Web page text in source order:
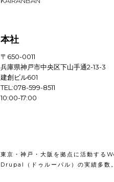
本社
〒650-0011
兵庫県神戸市中央区下山手通2-13-3
建創ビル601
TEL:078-599-8511
10:00-17:00
東京・神戸・大阪を拠点に活動する
Drupal（ドゥルーパル）の実績多数